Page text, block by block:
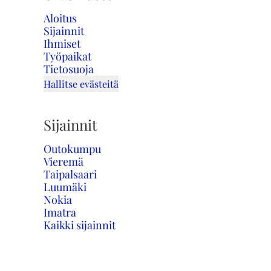
Aloitus
Sijainnit
Ihmiset
Työpaikat
Tietosuoja
Hallitse evästeitä
Sijainnit
Outokumpu
Vieremä
Taipalsaari
Luumäki
Nokia
Imatra
Kaikki sijainnit